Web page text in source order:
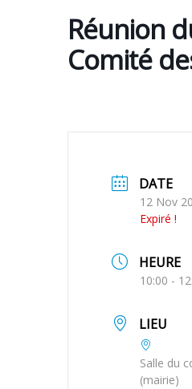
Réunion
Comité
DATE
12 Nov
Expiré !
HEURE
10:00 -
LIEU
Salle du
(mairie)